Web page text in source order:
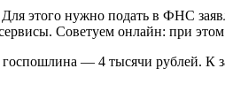
этого нужно подать в ФНС
Советуем онлайн: при
— 4 тысячи рублей. К